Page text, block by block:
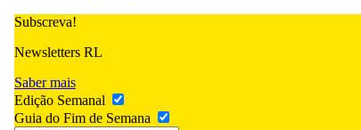
Subscreva!
Newsletters RL
Saber mais
Edição Semanal
Guia do Fim de Semana